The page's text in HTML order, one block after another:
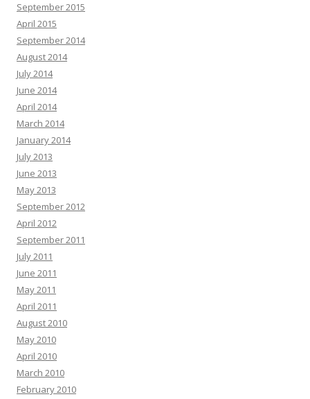
September 2015
April 2015
September 2014
August 2014
July 2014
June 2014
April 2014
March 2014
January 2014
July 2013
June 2013
May 2013
September 2012
April 2012
September 2011
July 2011
June 2011
May 2011
April 2011
August 2010
May 2010
April 2010
March 2010
February 2010